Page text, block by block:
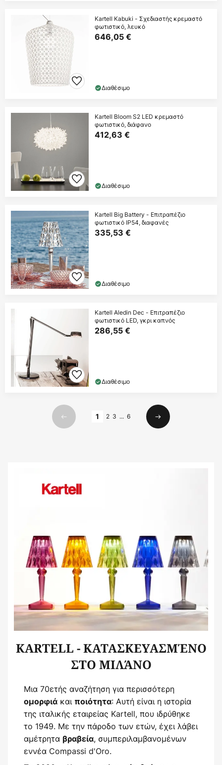
Kartell Kabuki - Σχεδιαστής κρεμαστό
φωτιστικό, λευκό
646,05 €
Διαθέσιμο
Kartell Bloom S2 LED κρεμαστό
φωτιστικό, διάφανο
412,63 €
Διαθέσιμο
Kartell Big Battery - Επιτραπέζιο
φωτιστικό IP54, διαφανές
335,53 €
Διαθέσιμο
Kartell Aledin Dec - Επιτραπέζιο
φωτιστικό LED, γκρι καπνός
286,55 €
Διαθέσιμο
Προηγούμενο
1 2 3 ... 6
Επόμενο
KARTELL - ΚΑΤΑΣΚΕΥΑΣΜΈΝΟ
ΣΤΟ ΜΙΛΆΝΟ
Μια 70ετής αναζήτηση για περισσότερη
ομορφιάκαι ποιότητα: Αυτή είναι η ιστορία
της ιταλικής εταιρείας Kartell, που ιδρύθηκε
το 1949. Με την πάροδο των ετών, έχει λάβει
αμέτρητα βραβεία, συμπεριλαμβανομένων
εννέα Compassi d'Oro.